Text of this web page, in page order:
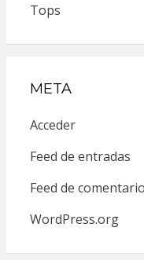
Tops
META
Acceder
Feed de entradas
Feed de
WordPress.org